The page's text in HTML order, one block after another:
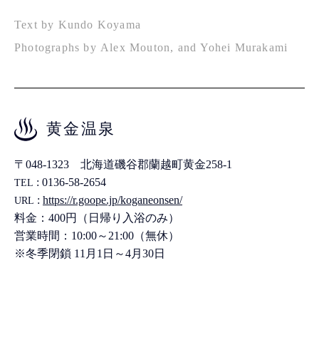
Text by Kundo Koyama
Photographs by Alex Mouton, and Yohei Murakami
黄金温泉
〒048-1323 北海道磯谷郡蘭越町黄金258-1
TEL : 0136-58-2654
URL : https://r.goope.jp/koganeonsen/
料金：400円（日帰り入浴のみ）
営業時間：10:00～21:00（無休）
※冬季閉鎖 11月1日～4月30日